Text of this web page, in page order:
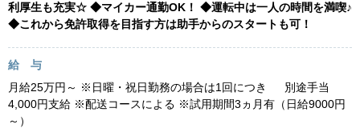
利厚生も充実☆ ◆マイカー通勤OK！ ◆運転中は一人の時間を満喫♪
◆これから免許取得を目指す方は助手からのスタートも可！
給 与
月給25万円～ ※日曜・祝日勤務の場合は1回につき 別途手当
4,000円支給 ※配送コースによる ※試用期間3ヵ月有（日給9000円
～）